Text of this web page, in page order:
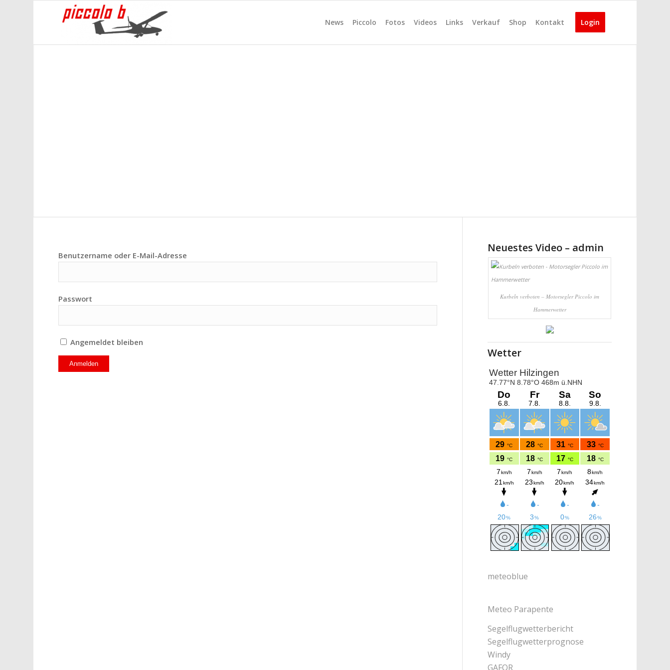
News Piccolo Fotos Videos Links Verkauf Shop Kontakt Login
Benutzername oder E-Mail-Adresse
Passwort
Angemeldet bleiben
Neuestes Video – admin
Kurbeln verboten – Motorsegler Piccolo im
Hammerwetter
Wetter
meteoblue
Meteo Parapente
Segelflugwetterbericht
Segelflugwetterprognose
Windy
GAFOR